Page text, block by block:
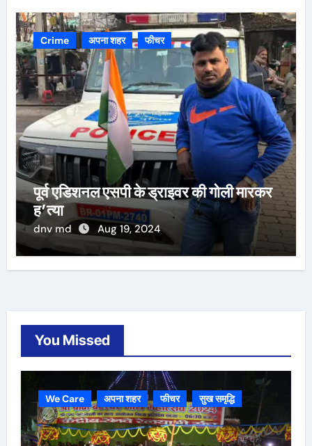
Crime अपना शहर फीचर
पूर्व एडिशनल एसपी के ड्राइवर की गोली मारकर
ह’त्या
dnv md Aug 19, 2024
You Missed
We Care अपना शहर फीचर सुख समृद्धि